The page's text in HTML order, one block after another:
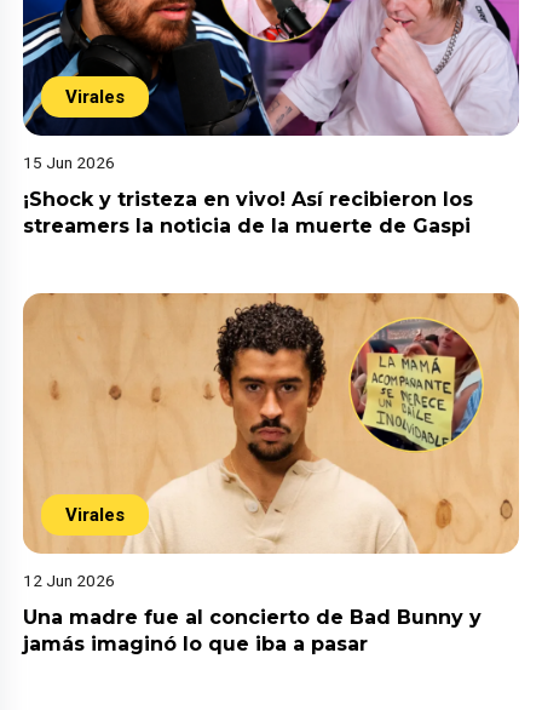
Virales
15 Jun 2026
¡Shock y tristeza en vivo! Así recibieron los
streamers la noticia de la muerte de Gaspi
Virales
12 Jun 2026
Una madre fue al concierto de Bad Bunny y
jamás imaginó lo que iba a pasar